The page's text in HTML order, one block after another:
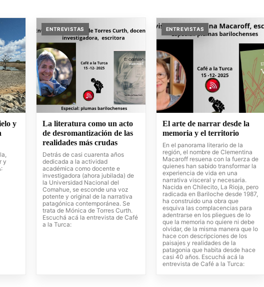
y
y
ENTREVISTAS
La literatura como un acto
de desromantización de las
realidades más crudas
Detrás de casi cuarenta años
dedicada a la actividad
académica como docente e
investigadora (ahora jubilada) de
la Universidad Nacional del
Comahue, se esconde una voz
potente y original de la narrativa
patagónica contemporánea. Se
trata de Mónica de Torres Curth.
Escuchá acá la entrevista de Café
a la Turca:
ENTREVISTAS
El arte de narrar desde la
memoria y el territorio
En el panorama literario de la
región, el nombre de Clementina
Macaroff resuena con la fuerza de
quienes han sabido transformar la
experiencia de vida en una
narrativa visceral y necesaria.
Nacida en Chilecito, La Rioja, pero
radicada en Bariloche desde 1987,
ha construido una obra que
esquiva las complacencias para
adentrarse en los pliegues de lo
que la memoria no quiere ni debe
olvidar, de la misma manera que lo
hace con descripciones de los
paisajes y realidades de la
patagonia que habita desde hace
casi 40 años. Escuchá acá la
entrevista de Café a la Turca: